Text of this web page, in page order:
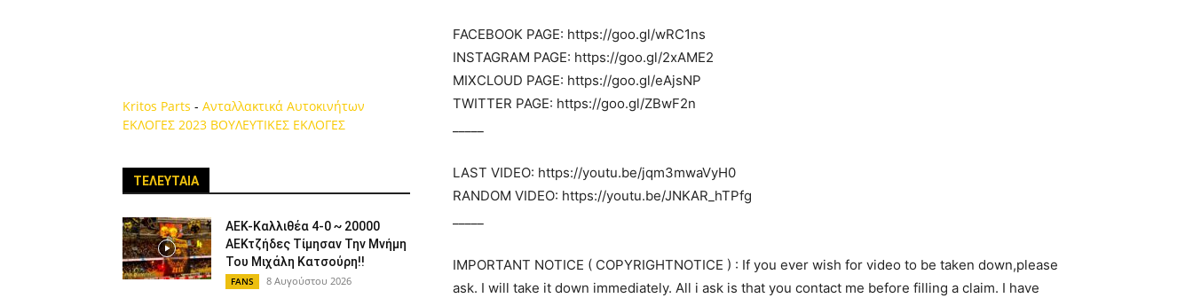
FACEBOOK PAGE: https://goo.gl/wRC1ns
INSTAGRAM PAGE: https://goo.gl/2xAME2
MIXCLOUD PAGE: https://goo.gl/eAjsNP
TWITTER PAGE: https://goo.gl/ZBwF2n
LAST VIDEO: https://youtu.be/jqm3mwaVyH0
RANDOM VIDEO: https://youtu.be/JNKAR_hTPfg
IMPORTANT NOTICE ( COPYRIGHTNOTICE ) : If you ever wish for video to be taken down,please
ask. I will take it down immediately. All i ask is that you contact me before filling a claim. I have
Kritos Parts - Ανταλλακτικά Αυτοκινήτων
ΕΚΛΟΓΕΣ 2023 ΒΟΥΛΕΥΤΙΚΕΣ ΕΚΛΟΓΕΣ
ΤΕΛΕΥΤΑΙΑ
ΑΕΚ-Καλλιθέα 4-0 ~ 20000
ΑΕΚτζήδες Τίμησαν Την Μνήμη
Του Μιχάλη Κατσούρη!!
FANS 8 Αυγούστου 2026